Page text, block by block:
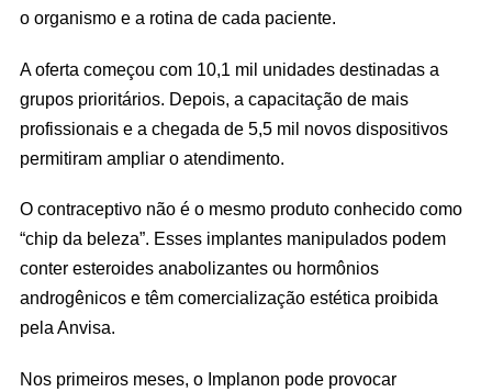
o organismo e a rotina de cada paciente.
A oferta começou com 10,1 mil unidades destinadas a
grupos prioritários. Depois, a capacitação de mais
profissionais e a chegada de 5,5 mil novos dispositivos
permitiram ampliar o atendimento.
O contraceptivo não é o mesmo produto conhecido como
“chip da beleza”. Esses implantes manipulados podem
conter esteroides anabolizantes ou hormônios
androgênicos e têm comercialização estética proibida
pela Anvisa.
Nos primeiros meses, o Implanon pode provocar